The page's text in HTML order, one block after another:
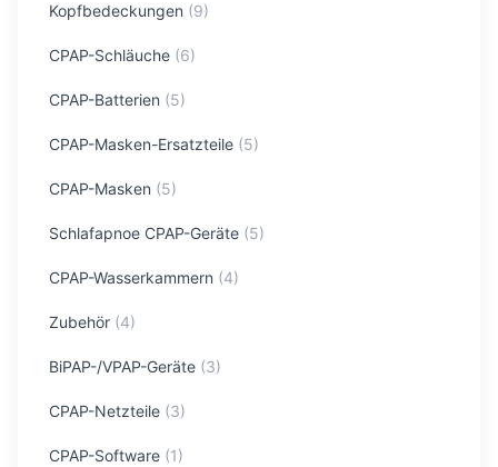
Kopfbedeckungen (9)
CPAP-Schläuche (6)
CPAP-Batterien (5)
CPAP-Masken-Ersatzteile (5)
CPAP-Masken (5)
Schlafapnoe CPAP-Geräte (5)
CPAP-Wasserkammern (4)
Zubehör (4)
BiPAP-/VPAP-Geräte (3)
CPAP-Netzteile (3)
CPAP-Software (1)